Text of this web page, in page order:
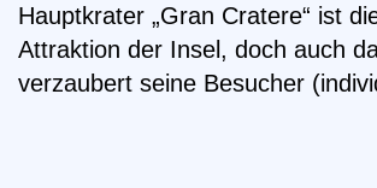
Hauptkrater „Gran Cratere“ ist
Attraktion der Insel, doch auch
verzaubert seine Besucher